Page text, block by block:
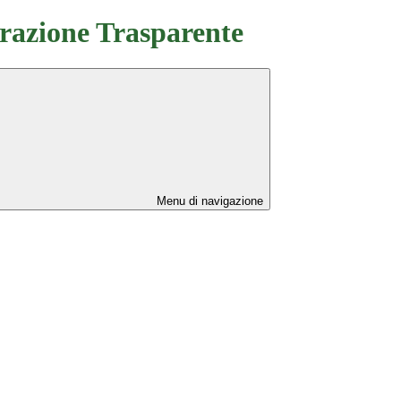
Trasparente
Menu di navigazione